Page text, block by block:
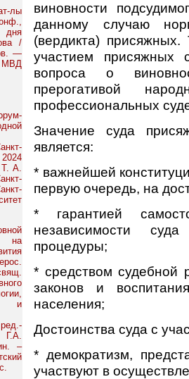
лы
дня
/
—
МВД
Т. А.
на
и
–
виновности
данному случаю
(вердикта)
участием присяжных
вопроса о
прерогативой
профессиональных
Значение суда
является:
* важнейшей
первую очередь, на
* гарантией
независимости
процедуры;
* средством судебной
законов и
населения;
Достоинства суда с
* демократизм,
участвуют в